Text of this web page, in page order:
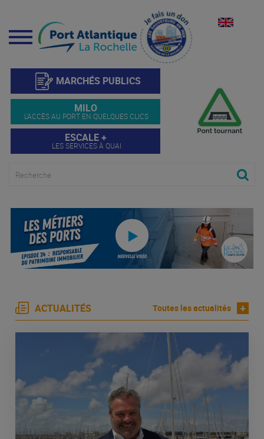
Menu
MARCHÉS PUBLICS
MILO
L'ACCÈS AU PORT EN QUELQUES CLICS
ESCALE +
LES SERVICES À QUAI
ACTUALITÉS Toutes les actualités +